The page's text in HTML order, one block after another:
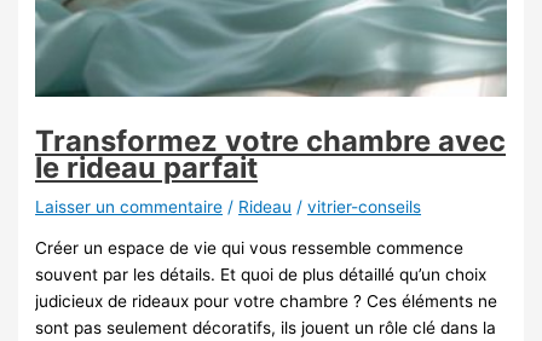
Transformez votre chambre avec
le rideau parfait
Laisser un commentaire / Rideau /vitrier-conseils
Créer un espace de vie qui vous ressemble commence
souvent par les détails. Et quoi de plus détaillé qu’un choix
judicieux de rideaux pour votre chambre ? Ces éléments ne
sont pas seulement décoratifs, ils jouent un rôle clé dans la